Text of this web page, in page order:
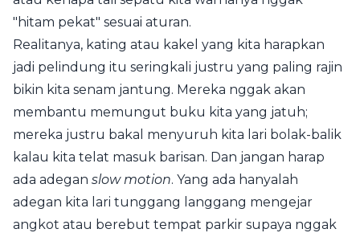
"hitam pekat" sesuai aturan.
Realitanya, kating atau kakel yang kita harapkan
jadi pelindung itu seringkali justru yang paling rajin
bikin kita senam jantung. Mereka nggak akan
membantu memungut buku kita yang jatuh;
mereka justru bakal menyuruh kita lari bolak-balik
kalau kita telat masuk barisan. Dan jangan harap
ada adegan slow motion. Yang ada hanyalah
adegan kita lari tunggang langgang mengejar
angkot atau berebut tempat parkir supaya nggak